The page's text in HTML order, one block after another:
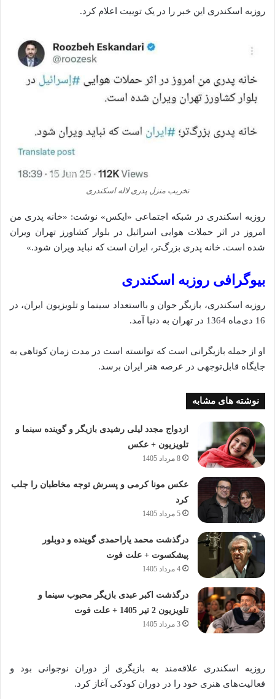
روزبه اسکندری این خبر را در یک توییت اعلام کرد.
تخریب منزل پدری لاله اسکندری
روزبه اسکندری در شبکه اجتماعی «ایکس» نوشت: «خانه پدری من
امروز در اثر حملات هوایی اسرائیل در بلوار کشاورز تهران ویران
شده‌ است. خانه پدری بزرگ‌تر، ایران است که نباید ویران شود.»
بیوگرافی روزبه اسکندری
روزبه اسکندری، بازیگر جوان و بااستعداد سینما و تلویزیون ایران، در
16 دی‌ماه 1364 در تهران به دنیا آ‌مد.
او از جمله بازیگرانی است که توانسته است در مدت زمان کوتاهی به
جایگاه قابل‌توجهی در عرصه هنر ایران برسد.
نوشته های مشابه
ازدواج مجدد لیلی رشیدی بازیگر و گوینده سینما و
تلویزیون + عکس
8 مرداد 1405
عکس مونا کرمی و پسرش توجه مخاطبان را جلب
کرد
5 مرداد 1405
درگذشت محمد یاراحمدی گوینده و دوبلور
پیشکسوت + علت فوت
4 مرداد 1405
درگذشت اکبر عبدی بازیگر محبوب سینما و
تلویزیون 2 تیر 1405 + علت فوت
3 مرداد 1405
روزبه اسکندری علاقه‌مند به بازیگری از دوران نوجوانی بود و
فعالیت‌های هنری خود را در دوران کودکی آغاز کرد.